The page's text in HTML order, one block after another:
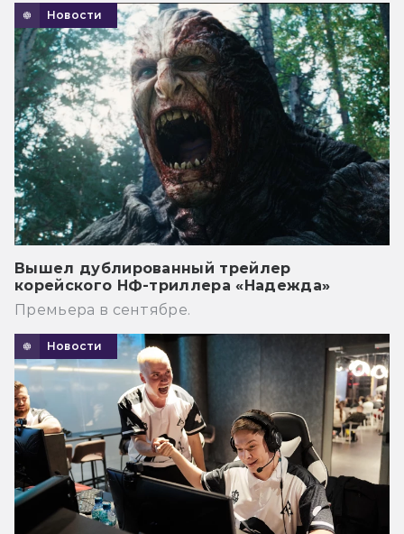
Новости
Вышел дублированный трейлер
корейского НФ-триллера «Надежда»
Премьера в сентябре.
Новости